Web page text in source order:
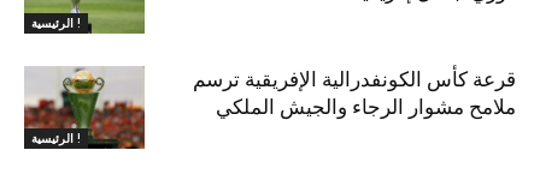
الرئيسية !
الرئيسية !
قرعة كأس الكونفدرالية الإفريقية ترسم
ملامح مشوار الرجاء والجيش الملكي